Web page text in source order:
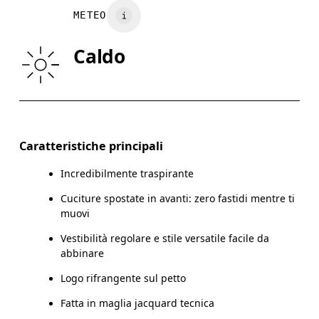
FIANCHI 89
Come prendere le misure
METEO
Caldo
Caratteristiche principali
Incredibilmente traspirante
Cuciture spostate in avanti: zero fastidi mentre ti
muovi
Vestibilità regolare e stile versatile facile da
abbinare
Logo rifrangente sul petto
Fatta in maglia jacquard tecnica